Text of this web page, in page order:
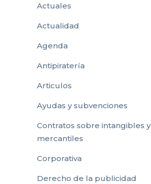
Actuales
Actualidad
Agenda
Antipiratería
Articulos
Ayudas y subvenciones
Contratos sobre intangibles y
mercantiles
Corporativa
Derecho de la publicidad